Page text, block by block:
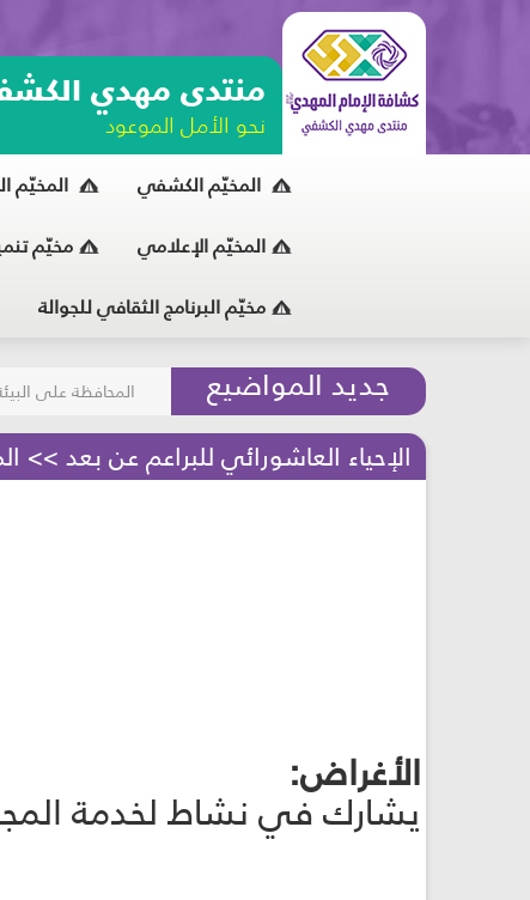
منتدى مهدي
نحو الأمل الموعود
المخيّم الكشفي المخيّم
المخيّم الإعلامي مخيّم
مخيّم البرنامج الثقافي للجوالة
جديد المواضيع
مسابقة الركب
المحافظة على
الإحياء العاشورائي للبراعم عن بعد
الأغراض:
يشارك في نشاط لخدمة المجتمع.